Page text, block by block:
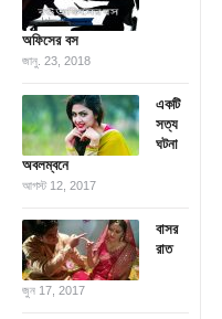
অফিসের বস
জানু. 23, 2018
একটি
সত্য
ঘটনা
অবলম্বনে
আগস্ট 12, 2017
বাসর
রাত
জুন 17, 2017